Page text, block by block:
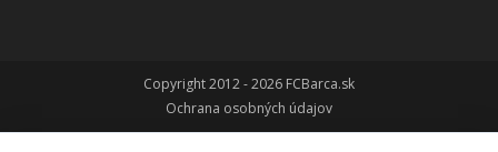
Copyright 2012 - 2026 FCBarca.sk
Ochrana osobných údajov